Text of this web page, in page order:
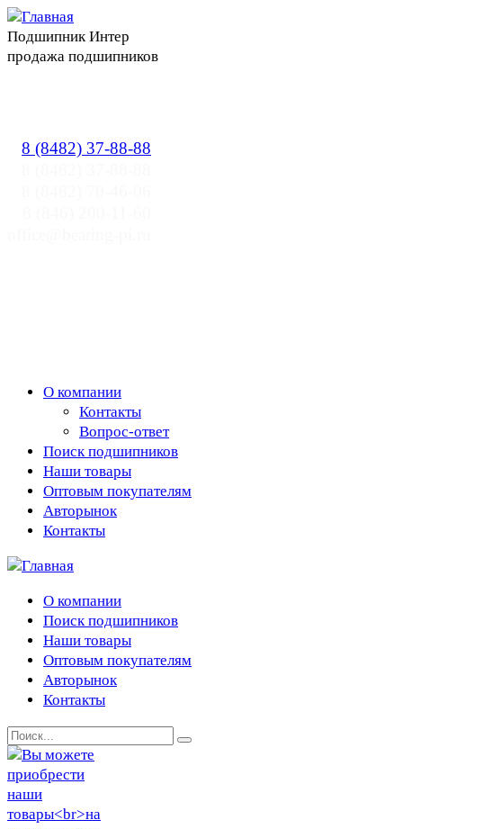
Подшипник Интер
продажа подшипников
8 (8482) 37-88-88
О компании
Контакты
Вопрос-ответ
Поиск подшипников
Наши товары
Оптовым покупателям
Авторынок
Контакты
О компании
Поиск подшипников
Наши товары
Оптовым покупателям
Авторынок
Контакты